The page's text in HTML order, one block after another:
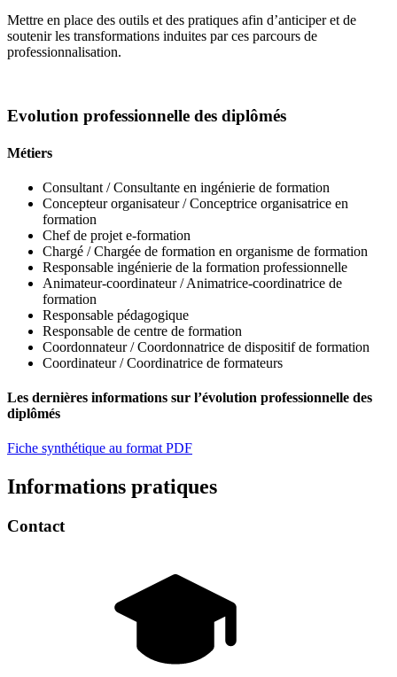
Mettre en place des outils et des pratiques afin d’anticiper et de
soutenir les transformations induites par ces parcours de
professionnalisation.
Evolution professionnelle des diplômés
Métiers
Consultant / Consultante en ingénierie de formation
Concepteur organisateur / Conceptrice organisatrice en
formation
Chef de projet e-formation
Chargé / Chargée de formation en organisme de formation
Responsable ingénierie de la formation professionnelle
Animateur-coordinateur / Animatrice-coordinatrice de
formation
Responsable pédagogique
Responsable de centre de formation
Coordonnateur / Coordonnatrice de dispositif de formation
Coordinateur / Coordinatrice de formateurs
Les dernières informations sur l’évolution professionnelle des
diplômés
Fiche synthétique au format PDF
Informations pratiques
Contact